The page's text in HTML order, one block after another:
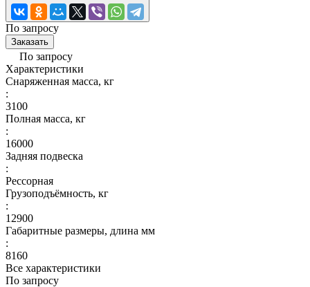
По запросу
Заказать
По запросу
Характеристики
Снаряженная масса, кг
:
3100
Полная масса, кг
:
16000
Задняя подвеска
:
Рессорная
Грузоподъёмность, кг
:
12900
Габаритные размеры, длина мм
:
8160
Все характеристики
По запросу